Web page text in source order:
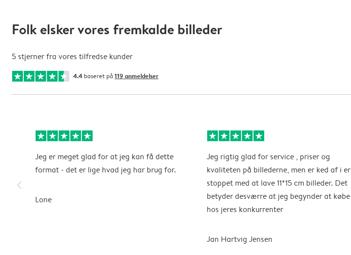
Folk elsker vores fremkalde billeder
5 stjerner fra vores tilfredse kunder
4.4 baseret på 119 anmeldelser
slim_arrow_left
Jeg er meget glad for at jeg kan få dette
format - det er lige hvad jeg har brug for.
Lone
Jeg rigtig glad for service , priser og
kvaliteten på billederne, men er ked af i er
stoppet med at lave 11*15 cm billeder. Det
betyder desværre at jeg begynder at købe
hos jeres konkurrenter
Jan Hartvig Jensen